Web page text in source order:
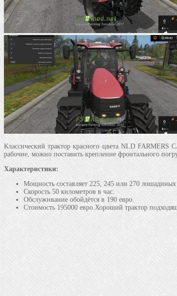
Классический трактор красного цвета NLD
рабочие, можно поставить крепление фронтального
Характеристики:
Мощность составляет 225, 245 или 270
Скорость 50 километров в час.
Обслуживание обойдётся в 190 евро.
Стоимость 195000 евро.Хороший трактор